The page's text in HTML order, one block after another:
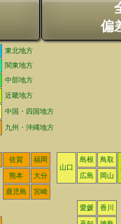
偏
東北地方
関東地方
中部地方
近畿地方
中国・四国地方
九州・沖縄地方
佐賀
福岡
山口
島根
鳥取
熊本
大分 広島 岡山
鹿児島 宮崎
愛媛 香川